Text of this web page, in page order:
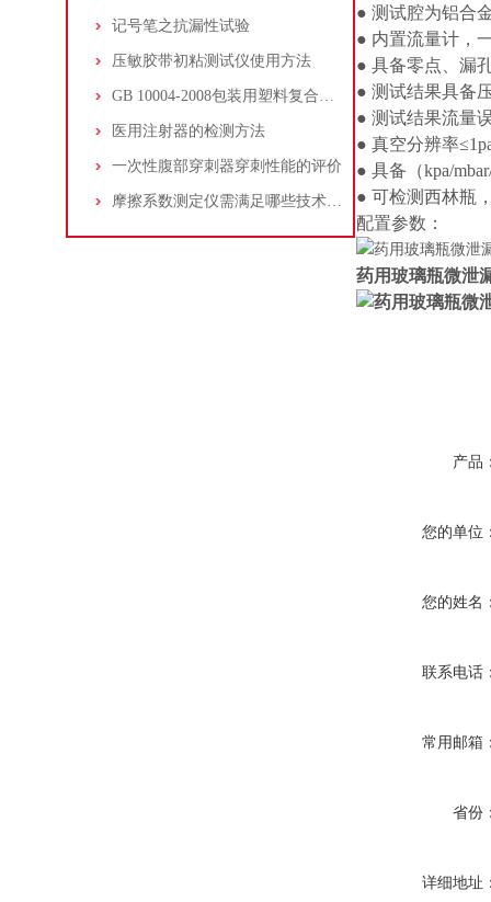
记号笔之抗漏性试验
压敏胶带初粘测试仪使用方法
GB 10004-2008包装用塑料复合膜穿刺强度测试方法
医用注射器的检测方法
一次性腹部穿刺器穿刺性能的评价
摩擦系数测定仪需满足哪些技术要求
● 测试腔为铝合
● 内置流量计，
● 具备零点、漏
● 测试结果具备
● 测试结果流量
● 真空分辨率
● 具备（kpa/
● 可检测西林瓶
配置参数：
药用玻璃瓶微泄
产品
您的单位
您的姓名
联系电话
常用邮箱
省份
详细地址